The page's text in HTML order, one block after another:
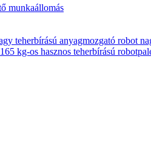
munkaállomás
teherbírású anyagmozgató robot
kg-os hasznos teherbírású